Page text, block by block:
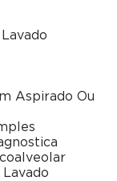
Aspirado Ou